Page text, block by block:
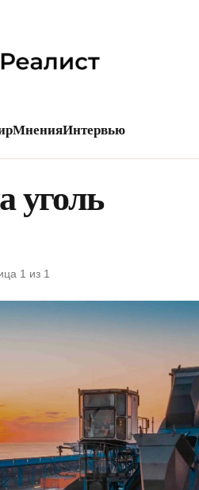
МненияИнтервью
уголь
1 из 1